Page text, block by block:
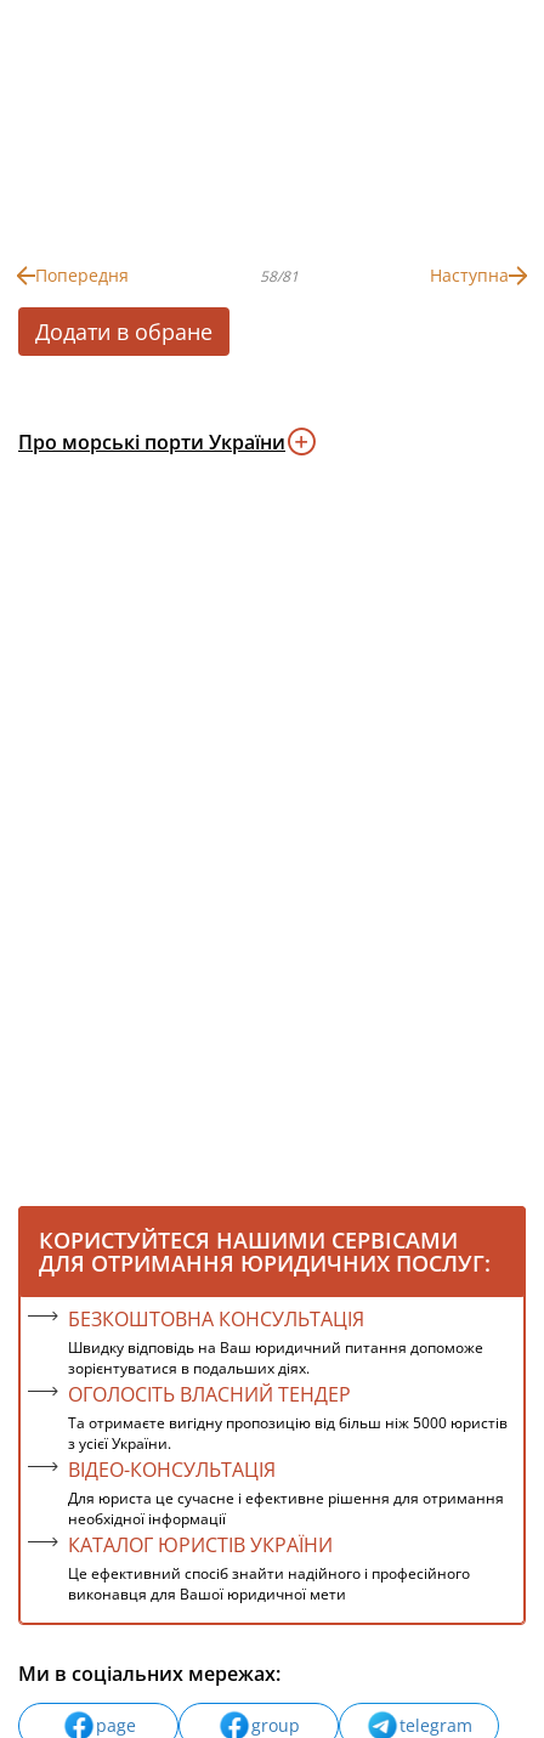
Попередня 58/81 Наступна
Додати в обране
Про морські порти України
КОРИСТУЙТЕСЯ НАШИМИ СЕРВІСАМИ
ДЛЯ ОТРИМАННЯ ЮРИДИЧНИХ ПОСЛУГ:
БЕЗКОШТОВНА КОНСУЛЬТАЦІЯ
Швидку відповідь на Ваш юридичний питання допоможе
зорієнтуватися в подальших діях.
ОГОЛОСІТЬ ВЛАСНИЙ ТЕНДЕР
Та отримаєте вигідну пропозицію від більш ніж 5000 юристів
з усієї України.
ВІДЕО-КОНСУЛЬТАЦІЯ
Для юриста це сучасне і ефективне рішення для отримання
необхідної інформації
КАТАЛОГ ЮРИСТІВ УКРАЇНИ
Це ефективний спосіб знайти надійного і професійного
виконавця для Вашої юридичної мети
Ми в соціальних мережах:
page group
telegram